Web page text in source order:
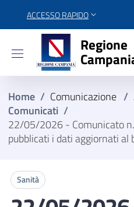
ACCESSO RAPIDO
Regione
Home / Comunicazione /
Comunicati /
22/05/2026 - Comunicato
pubblicati i dati aggiornati
Sanità